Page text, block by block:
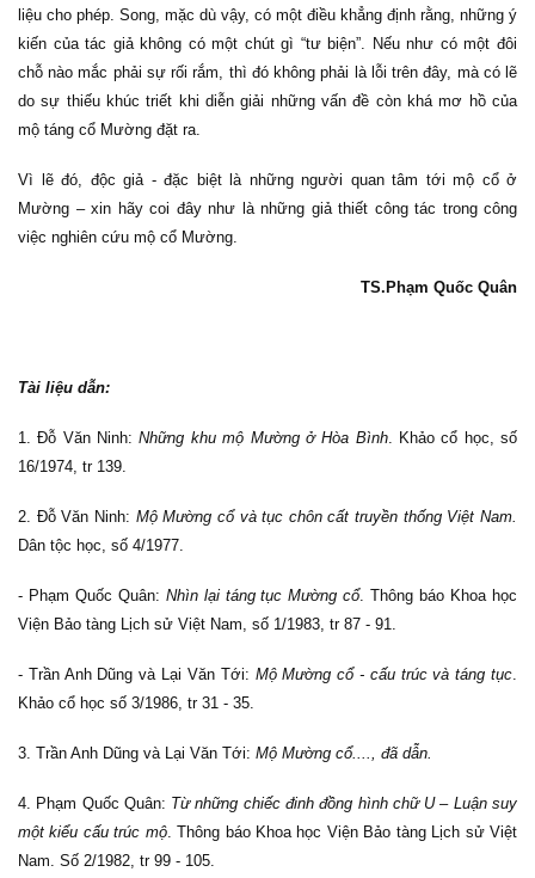
liệu cho phép. Song, mặc dù vậy, có một điều khẳng định rằng, những ý
kiến của tác giả không có một chút gì “tư biện”. Nếu như có một đôi
chỗ nào mắc phải sự rối rắm, thì đó không phải là lỗi trên đây, mà có lẽ
do sự thiếu khúc triết khi diễn giải những vấn đề còn khá mơ hồ của
mộ táng cổ Mường đặt ra.
Vì lẽ đó, độc giả - đặc biệt là những người quan tâm tới mộ cổ ở
Mường – xin hãy coi đây như là những giả thiết công tác trong công
việc nghiên cứu mộ cổ Mường.
TS.Phạm Quốc Quân
Tài liệu dẫn:
1. Đỗ Văn Ninh:Những khu mộ Mường ở Hòa Bình. Khảo cổ học, số
16/1974, tr 139.
2. Đỗ Văn Ninh: Mộ Mường cổ và tục chôn cất truyền thống Việt Nam.
Dân tộc học, số 4/1977.
- Phạm Quốc Quân: Nhìn lại táng tục Mường cổ. Thông báo Khoa học
Viện Bảo tàng Lịch sử Việt Nam, số 1/1983, tr 87 - 91.
- Trần Anh Dũng và Lại Văn Tới: Mộ Mường cổ - cấu trúc và táng tục
Khảo cổ học số 3/1986, tr 31 - 35.
3. Trần Anh Dũng và Lại Văn Tới: Mộ Mường cổ...., đã dẫn.
4. Phạm Quốc Quân: Từ những chiếc đinh đồng hình chữ U – Luận suy
một kiểu cấu trúc mộ. Thông báo Khoa học Viện Bảo tàng Lịch sử Việt
Nam. Số 2/1982, tr 99 - 105.